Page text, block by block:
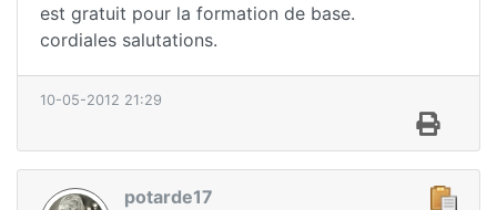
est gratuit pour la formation de base.
cordiales salutations.
10-05-2012 21:29
potarde17